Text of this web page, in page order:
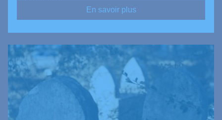
En savoir plus